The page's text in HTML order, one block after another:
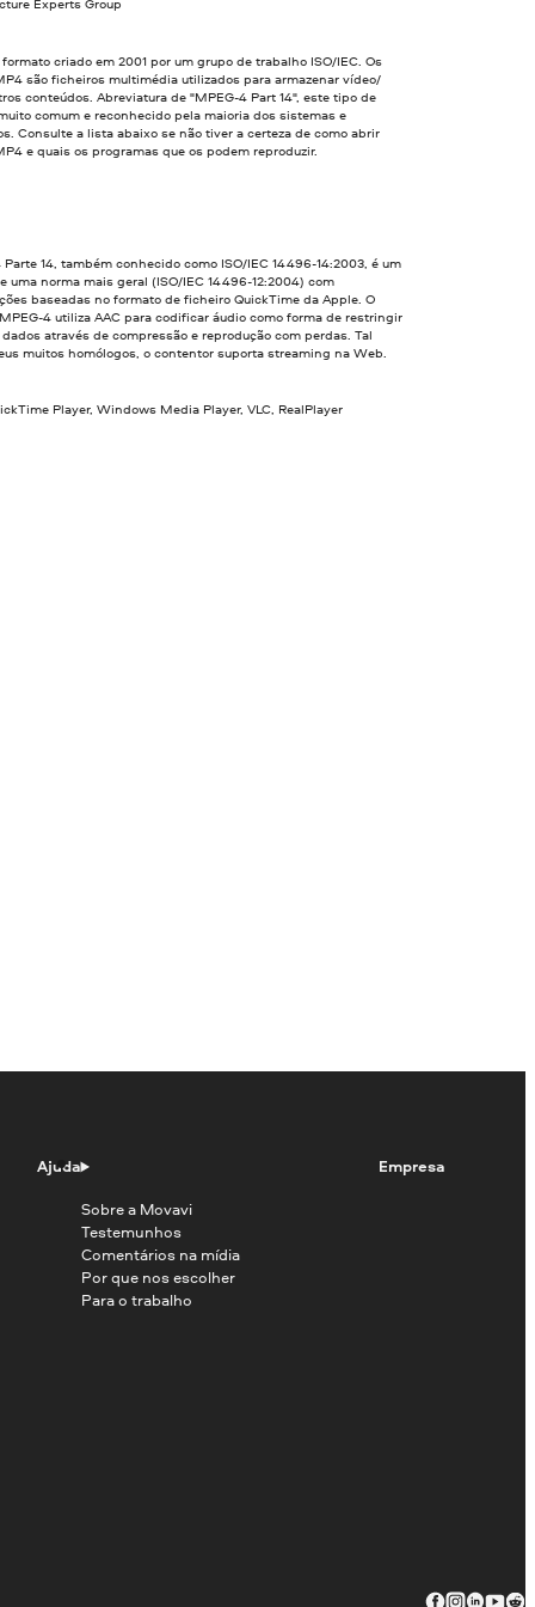
Experts Group
criado em 2001 por um grupo de trabalho ISO/IEC. Os
são ficheiros multimédia utilizados para armazenar vídeo/
conteúdos. Abreviatura de "MPEG-4 Part 14", este tipo de
comum e reconhecido pela maioria dos sistemas e
Consulte a lista abaixo se não tiver a certeza de como abrir
e quais os programas que os podem reproduzir.
Parte 14, também conhecido como ISO/IEC 14496-14:2003, é um
uma norma mais geral (ISO/IEC 14496-12:2004) com
baseadas no formato de ficheiro QuickTime da Apple. O
4 utiliza AAC para codificar áudio como forma de restringir
através de compressão e reprodução com perdas. Tal
muitos homólogos, o contentor suporta streaming na Web.
Player, Windows Media Player, VLC, RealPlayer
Ajuda
Empresa
Sobre a Movavi
Testemunhos
Comentários na mídia
Por que nos escolher
Para o trabalho